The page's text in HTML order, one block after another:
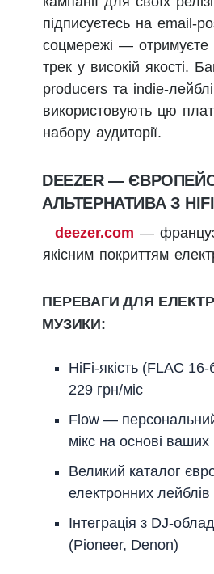
підписуєтесь на email-
соцмережі — отримуєте
трек у високій якості.
producers та indie-
використовують цю
набору аудиторії.
DEEZER —
АЛЬТЕРНАТИВА З HIFI
deezer.com —
якісним покриттям
ПЕРЕВАГИ ДЛЯ
МУЗИКИ:
HiFi-якість (FLAC
229 грн/міс
Flow —
мікс на основі
Великий каталог
електронних лейблів
Інтеграція з DJ-
(Pioneer, Denon)